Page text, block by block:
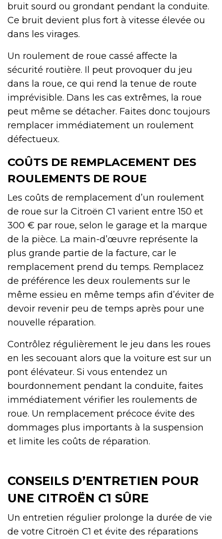
bruit sourd ou grondant pendant la conduite.
Ce bruit devient plus fort à vitesse élevée ou
dans les virages.
Un roulement de roue cassé affecte la
sécurité routière. Il peut provoquer du jeu
dans la roue, ce qui rend la tenue de route
imprévisible. Dans les cas extrêmes, la roue
peut même se détacher. Faites donc toujours
remplacer immédiatement un roulement
défectueux.
COÛTS DE REMPLACEMENT DES
ROULEMENTS DE ROUE
Les coûts de remplacement d’un roulement
de roue sur la Citroën C1 varient entre 150 et
300 € par roue, selon le garage et la marque
de la pièce. La main-d’œuvre représente la
plus grande partie de la facture, car le
remplacement prend du temps. Remplacez
de préférence les deux roulements sur le
même essieu en même temps afin d’éviter de
devoir revenir peu de temps après pour une
nouvelle réparation.
Contrôlez régulièrement le jeu dans les roues
en les secouant alors que la voiture est sur un
pont élévateur. Si vous entendez un
bourdonnement pendant la conduite, faites
immédiatement vérifier les roulements de
roue. Un remplacement précoce évite des
dommages plus importants à la suspension
et limite les coûts de réparation.
CONSEILS D’ENTRETIEN POUR
UNE CITROËN C1 SÛRE
Un entretien régulier prolonge la durée de vie
de votre Citroën C1 et évite des réparations